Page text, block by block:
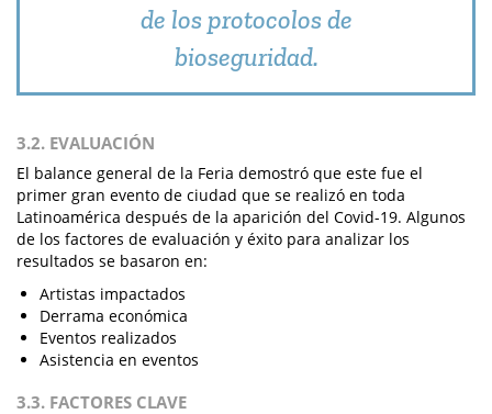
de los protocolos de
bioseguridad.
3.2. EVALUACIÓN
El balance general de la Feria demostró que este fue el
primer gran evento de ciudad que se realizó en toda
Latinoamérica después de la aparición del Covid-19. Algunos
de los factores de evaluación y éxito para analizar los
resultados se basaron en:
Artistas impactados
Derrama económica
Eventos realizados
Asistencia en eventos
3.3. FACTORES CLAVE